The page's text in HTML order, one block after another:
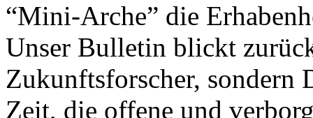
“Mini-Arche” die
Unser Bulletin blickt
Zukunftsforscher, sondern
Zeit, die offene und